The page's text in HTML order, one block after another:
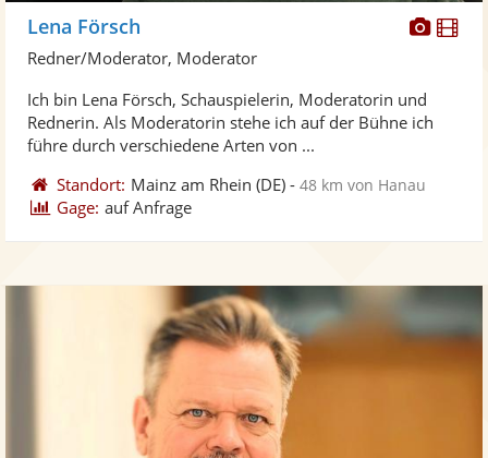
Lena Försch
Redner/Moderator, Moderator
Ich bin Lena Försch, Schauspielerin, Moderatorin und
Rednerin. Als Moderatorin stehe ich auf der Bühne ich
führe durch verschiedene Arten von ...
Standort: Mainz am Rhein (DE) -48 km von Hanau
Gage: auf Anfrage